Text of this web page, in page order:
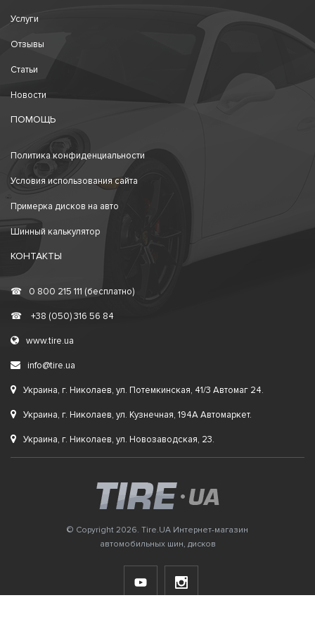
Услуги
Отзывы
Статьи
Новости
ПОМОЩЬ
Политика конфиденциальности
Условия использования сайта
Примерка дисков на авто
Шинный калькулятор
КОНТАКТЫ
☎ 0 800 215 111 (бесплатно)
☎ +38 (050) 316 56 84
www.tire.ua
info@tire.ua
Украина, г. Николаев, ул. Потемкинская, 41/3 Автомаг 24.
Украина, г. Николаев, ул. Кузнечная, 194А Автомаркет.
Украина, г. Николаев, ул. Новозаводская, 23.
© Copyright 2026. Tire.UA Интернет-магазин
автомобильных шин, дисков